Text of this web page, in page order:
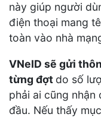
này giúp người
điện thoại mang
toàn vào nhà
VNeID sẽ gửi
từng đợt do số
phải ai cũng
đầu. Nếu thấy mục